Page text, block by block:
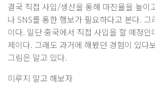
결국 직접 사입/생산을 통해 마진율을 높이
나 SNS를 통한 행보가 필요하다고 본다. 그
이다. 일단 중국에서 직접 사입을 할 예정인
제이다. 그래도 과거에 해봤던 경험이 있다
그림은 알고 있다.
미루지 말고 해보자